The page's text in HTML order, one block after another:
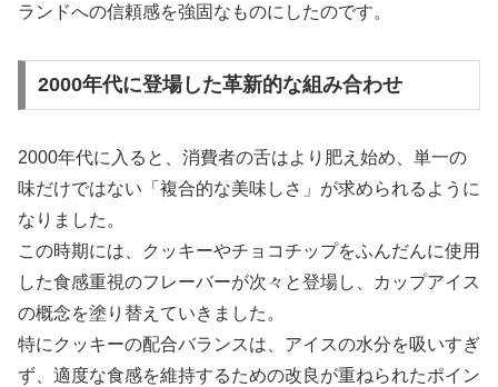
ランドへの信頼感を強固なものにしたのです。
2000年代に登場した革新的な組み合わせ
2000年代に入ると、消費者の舌はより肥え始め、単一の
味だけではない「複合的な美味しさ」が求められるように
なりました。
この時期には、クッキーやチョコチップをふんだんに使用
した食感重視のフレーバーが次々と登場し、カップアイス
の概念を塗り替えていきました。
特にクッキーの配合バランスは、アイスの水分を吸いすぎ
ず、適度な食感を維持するための改良が重ねられたポイン